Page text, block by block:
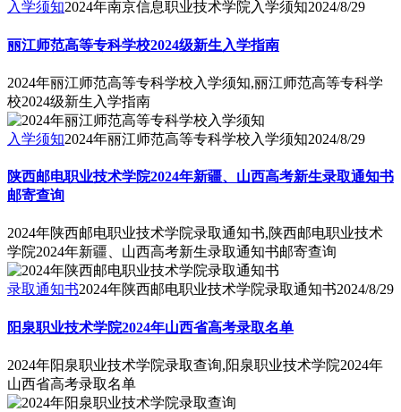
入学须知2024年南京信息职业技术学院入学须知2024/8/29
丽江师范高等专科学校2024级新生入学指南
2024年丽江师范高等专科学校入学须知,丽江师范高等专科学
校2024级新生入学指南
入学须知2024年丽江师范高等专科学校入学须知2024/8/29
陕西邮电职业技术学院2024年新疆、山西高考新生录取通知书
邮寄查询
2024年陕西邮电职业技术学院录取通知书,陕西邮电职业技术
学院2024年新疆、山西高考新生录取通知书邮寄查询
录取通知书2024年陕西邮电职业技术学院录取通知书2024/8/29
阳泉职业技术学院2024年山西省高考录取名单
2024年阳泉职业技术学院录取查询,阳泉职业技术学院2024年
山西省高考录取名单